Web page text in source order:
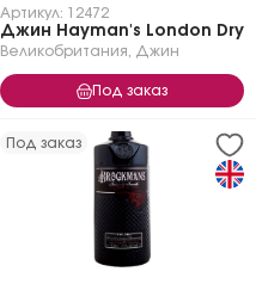
Артикул: 12472
Джин Hayman's London Dry
Великобритания Джин
Под заказ
Под заказ